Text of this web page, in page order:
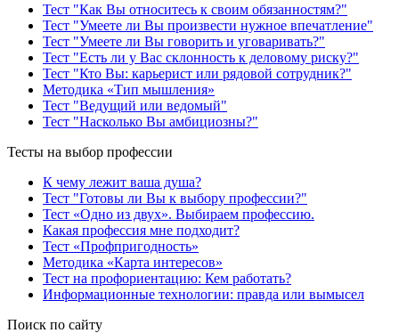
Тест "Как Вы относитесь к своим обязанностям?"
Тест "Умеете ли Вы произвести нужное впечатление"
Тест "Умеете ли Вы говорить и уговаривать?"
Тест "Есть ли у Вас склонность к деловому риску?"
Тест "Кто Вы: карьерист или рядовой сотрудник?"
Методика «Тип мышления»
Тест "Ведущий или ведомый"
Тест "Насколько Вы амбициозны?"
Тесты на выбор профессии
К чему лежит ваша душа?
Тест "Готовы ли Вы к выбору профессии?"
Тест «Одно из двух». Выбираем профессию.
Какая профессия мне подходит?
Тест «Профпригодность»
Методика «Карта интересов»
Тест на профориентацию: Кем работать?
Информационные технологии: правда или вымысел
Поиск по сайту